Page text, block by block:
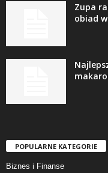
Zupa
obiad
POPULARNE KATEGORIE
Biznes i Finanse